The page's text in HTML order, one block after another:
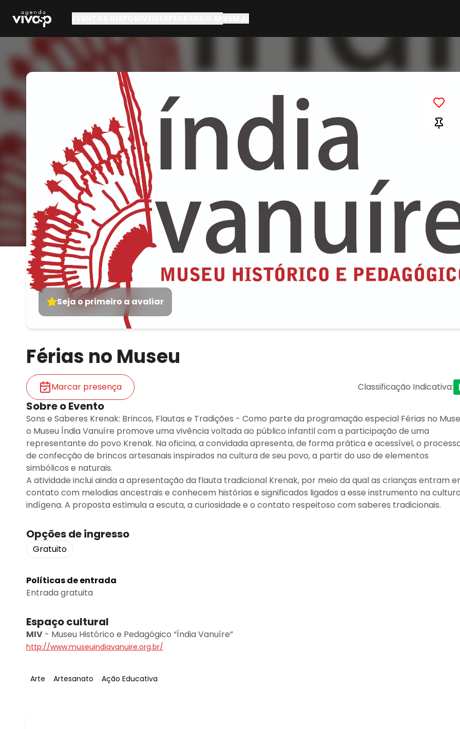
Seja o primeiro a avaliar
Férias no Museu
Marcar presença Classificação Indicativa:
Sobre o Evento
Sons e Saberes Krenak: Brincos, Flautas e Tradições - Como parte da programação especial Férias no
o Museu Índia Vanuíre promove uma vivência voltada ao público infantil com a participação de uma
representante do povo Krenak. Na oficina, a convidada apresenta, de forma prática e acessível, o
de confecção de brincos artesanais inspirados na cultura de seu povo, a partir do uso de elementos
simbólicos e naturais.
A atividade inclui ainda a apresentação da flauta tradicional Krenak, por meio da qual as crianças entram
contato com melodias ancestrais e conhecem histórias e significados ligados a esse instrumento na
indígena. A proposta estimula a escuta, a curiosidade e o contato respeitoso com saberes tradicionais.
Opções de ingresso
Gratuito
Políticas de entrada
Entrada gratuita
Espaço cultural
MIV - Museu Histórico e Pedagógico “Índia Vanuíre”
http://www.museuindiavanuire.org.br/
Tag:
Arte Tag:
Artesanato Tag:
Ação Educativa